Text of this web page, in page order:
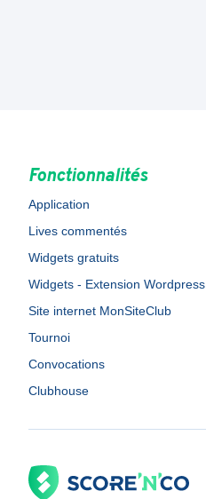
Fonctionnalités
Application
Lives commentés
Widgets gratuits
Widgets - Extension Wordpress
Site internet MonSiteClub
Tournoi
Convocations
Clubhouse